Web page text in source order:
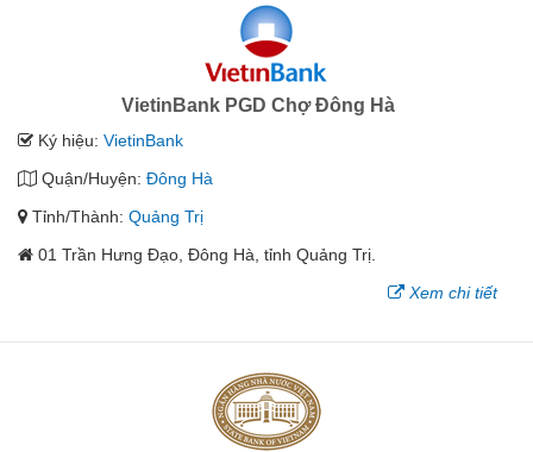
VietinBank PGD Chợ Đông Hà
Ký hiệu: VietinBank
Quận/Huyện: Đông Hà
Tỉnh/Thành: Quảng Trị
01 Trần Hưng Đạo, Đông Hà, tỉnh Quảng Trị.
Xem chi tiết